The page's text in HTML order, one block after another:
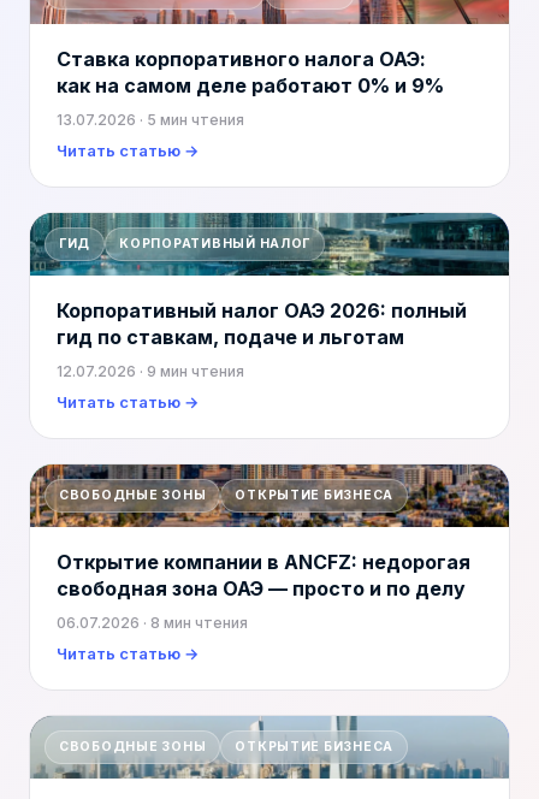
Ставка корпоративного налога ОАЭ:
как на самом деле работают 0% и 9%
13.07.2026 · 5 мин чтения
Читать статью →
ГИД КОРПОРАТИВНЫЙ НАЛОГ
Корпоративный налог ОАЭ 2026: полный
гид по ставкам, подаче и льготам
12.07.2026 · 9 мин чтения
Читать статью →
СВОБОДНЫЕ ЗОНЫ ОТКРЫТИЕ БИЗНЕСА
Открытие компании в ANCFZ: недорогая
свободная зона ОАЭ — просто и по делу
06.07.2026 · 8 мин чтения
Читать статью →
СВОБОДНЫЕ ЗОНЫ ОТКРЫТИЕ БИЗНЕСА